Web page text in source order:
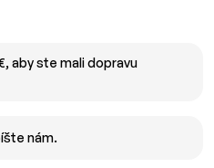
aby ste mali dopravu
nám.